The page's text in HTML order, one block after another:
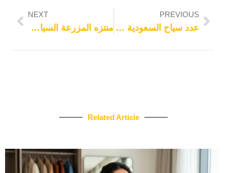
PREVIOUS
عدد سياح السعودية 2023
NEXT
منتزه المزرعة السياحي
Related Article